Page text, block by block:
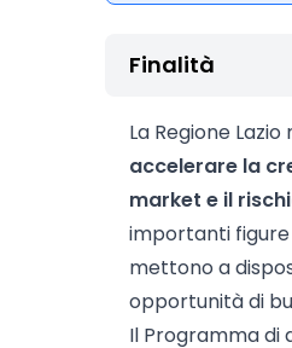
Finalità
La Regione
accelerare la
market e il
importanti figure
mettono a
opportunità di
Il Programma di